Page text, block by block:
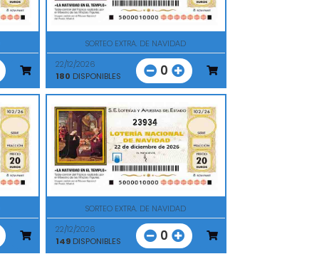
SORTEO EXTRA. DE NAVIDAD
22/12/2026
180 DISPONIBLES 0
23934
SORTEO EXTRA. DE NAVIDAD
22/12/2026
149DISPONIBLES 0